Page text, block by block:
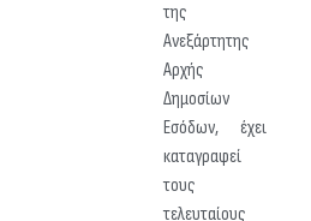
της
Ανεξάρτητης
Αρχής
Δημοσίων
Εσόδων, έχει
καταγραφεί
τους
τελευταίους